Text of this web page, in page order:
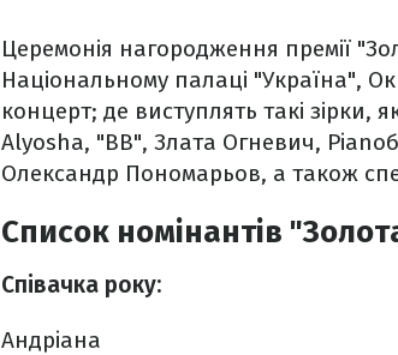
Церемонія нагородження премії
Національному палаці "Україна",
концерт; де виступлять такі зірки,
Alyosha, "ВВ", Злата Огневич,
Олександр Пономарьов, а також
Список номінантів
Співачка року:
Андрiана